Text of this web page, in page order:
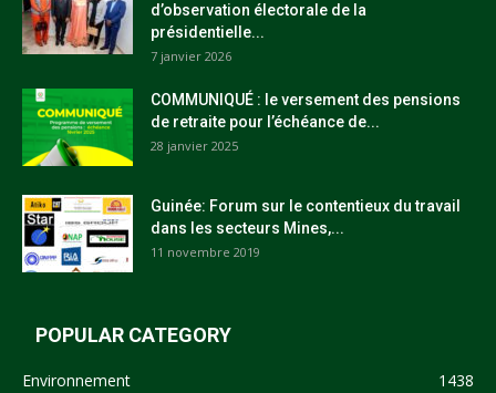
d’observation électorale de la
présidentielle...
7 janvier 2026
COMMUNIQUÉ : le versement des pensions
de retraite pour l’échéance de...
28 janvier 2025
Guinée: Forum sur le contentieux du travail
dans les secteurs Mines,...
11 novembre 2019
POPULAR CATEGORY
Environnement
1438